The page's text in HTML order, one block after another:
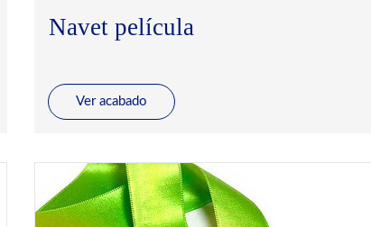
Navet película
Ver acabado